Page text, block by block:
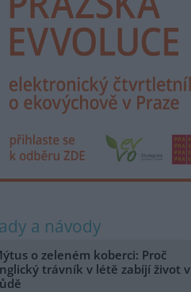
a návody
o zeleném koberci: Proč
trávník v létě zabíjí život v